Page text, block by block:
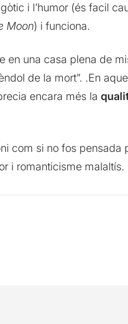
i l’humor (és facil
Moon) i funciona.
en una casa plena de
de la mort”. .En
encara més la
com si no fos pensada
i romanticisme malaltís.